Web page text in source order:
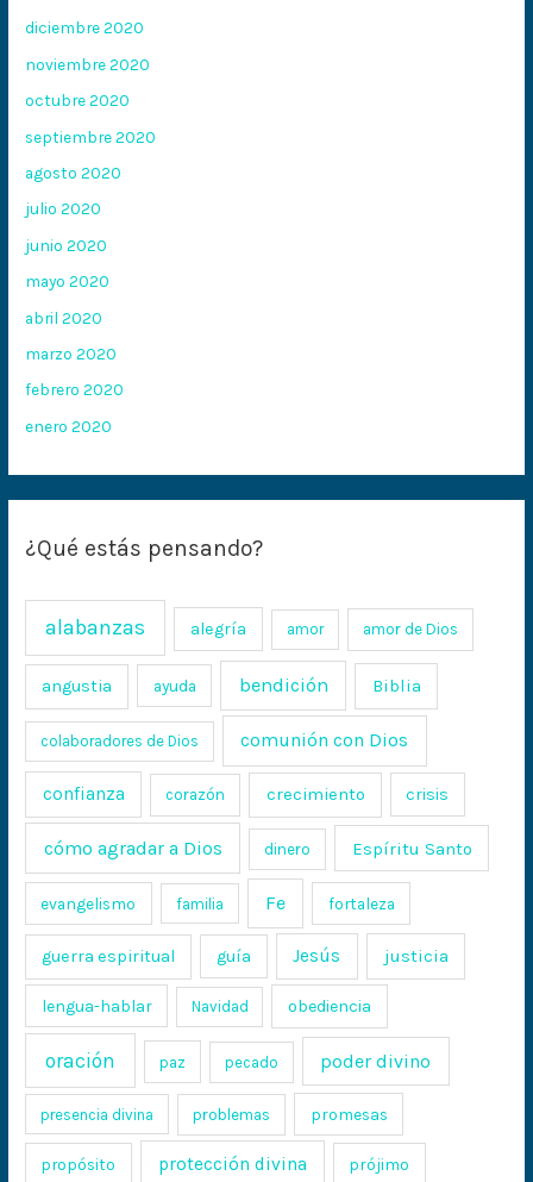
diciembre 2020
noviembre 2020
octubre 2020
septiembre 2020
agosto 2020
julio 2020
junio 2020
mayo 2020
abril 2020
marzo 2020
febrero 2020
enero 2020
¿Qué estás pensando?
alabanzas alegría amor amor de Dios
angustia ayuda bendición Biblia
colaboradores de Dios comunión con Dios
confianza corazón crecimiento crisis
cómo agradar a Dios dinero Espíritu Santo
evangelismo familia Fe fortaleza
guerra espiritual guía Jesús justicia
lengua-hablar Navidad obediencia
oración paz pecado poder divino
presencia divina problemas promesas
propósito protección divina prójimo